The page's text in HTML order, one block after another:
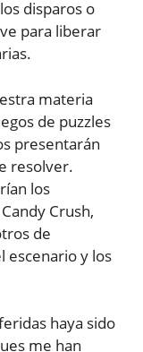
disparos o
para liberar
materia
de puzzles
presentarán
resolver.
los
Crush,
de
escenario y los
haya sido
me han